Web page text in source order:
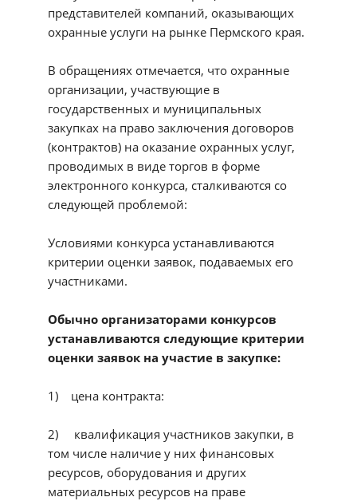
представителей компаний, оказывающих
охранные услуги на рынке Пермского края.
В обращениях отмечается, что охранные
организации, участвующие в
государственных и муниципальных
закупках на право заключения договоров
(контрактов) на оказание охранных услуг,
проводимых в виде торгов в форме
электронного конкурса, сталкиваются со
следующей проблемой:
Условиями конкурса устанавливаются
критерии оценки заявок, подаваемых его
участниками.
Обычно организаторами конкурсов
устанавливаются следующие критерии
оценки заявок на участие в закупке:
1) цена контракта:
2) квалификация участников закупки, в
том числе наличие у них финансовых
ресурсов, оборудования и других
материальных ресурсов на праве